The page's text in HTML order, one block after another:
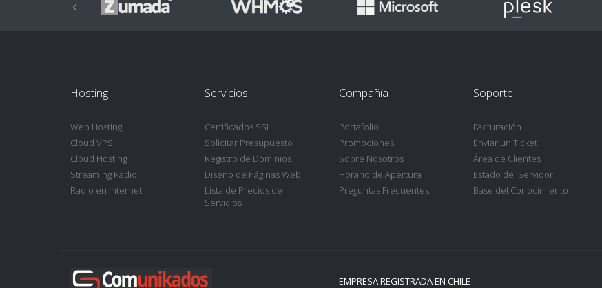
‹
Hosting
Web Hosting
Cloud VPS
Cloud Hosting
Streaming Radio
Radio en Internet
Servicios
Certificados SSL
Solicitar Presupuesto
Registro de Dominios
Diseño de Páginas Web
Lista de Precios de
Servicios
Compañía
Portafolio
Promociones
Sobre Nosotros
Horario de Apertura
Preguntas Frecuentes
Soporte
Facturación
Enviar un Ticket
Área de Clientes
Estado del Servidor
Base del Conocimiento
EMPRESA REGISTRADA EN CHILE